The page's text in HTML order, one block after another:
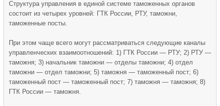
Структура управления в единой системе таможенных органов
состоит из четырех уровней: ГТК России, РТУ, таможни,
таможенные посты.
При этом чаще всего могут рассматриваться следующие каналы
управленческих взаимоотношений: 1) ГТК России — РТУ; 2) РТУ —
таможня; 3) начальник таможни — отделы таможни; 4) отдел
таможни — отдел таможни; 5) таможня — таможенный пост; 6)
таможенный пост — таможенный пост; 7) таможня — таможня; 8)
ГТК России — таможня.